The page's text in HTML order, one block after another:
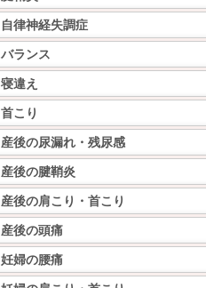
自律神経失調症
バランス
寝違え
首こり
産後の尿漏れ・残尿感
産後の腱鞘炎
産後の肩こり・首こり
産後の頭痛
妊婦の腰痛